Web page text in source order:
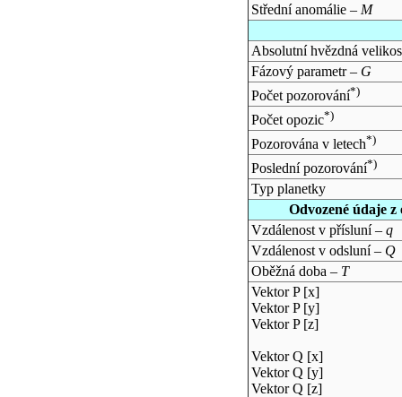
Střední anomálie – M
Absolutní hvězdná
Fázový parametr – G
Počet pozorování*)
Počet opozic*)
Pozorována v letech*)
Poslední pozorování*)
Typ planetky
Odvozené údaje
Vzdálenost v přísluní – q
Vzdálenost v odsluní – Q
Oběžná doba – T
Vektor P [x]
Vektor P [y]
Vektor P [z]
Vektor Q [x]
Vektor Q [y]
Vektor Q [z]